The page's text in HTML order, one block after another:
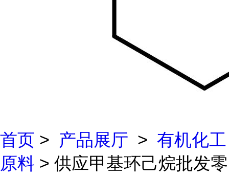
首页 > 产品展厅 > 有机化工
原料 > 供应甲基环己烷批发零